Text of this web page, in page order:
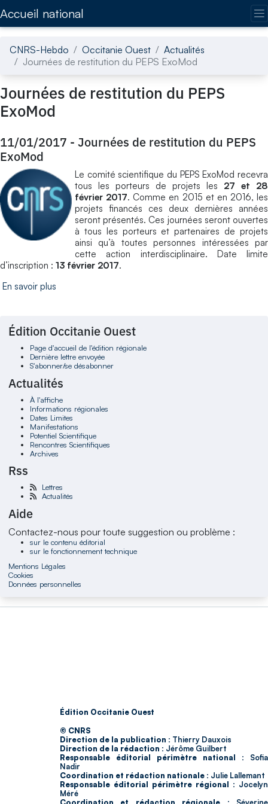
Accueil national
CNRS-Hebdo Occitanie Ouest
Actualités
Journées de restitution du PEPS ExoMod
Journées de restitution du PEPS
ExoMod
11/01/2017 - Journées de restitution du PEPS
ExoMod
Le comité scientifique du PEPS ExoMod recevra
tous les porteurs de projets les 27 et 28
février 2017. Comme en 2015 et en 2016, les
projets financés ces deux dernières années
seront présentés. Ces journées seront ouvertes
à tous les porteurs et partenaires de projets
ainsi qu’à toutes personnes intéressées par
cette action interdisciplinaire. Date limite
d’inscription : 13 février 2017.
En savoir plus
Édition Occitanie Ouest
Page d'accueil de l'édition régionale
Dernière lettre envoyée
S'abonner/se désabonner
Actualités
À l'affiche
Informations régionales
Dates Limites
Manifestations
Potentiel Scientifique
Rencontres Scientifiques
Archives
Rss
Lettres
Actualités
Aide
Contactez-nous pour toute suggestion ou problème :
sur le contenu éditorial
sur le fonctionnement technique
Mentions Légales
Cookies
Données personnelles
Édition Occitanie Ouest
© CNRS
Direction de la publication : Thierry Dauxois
Direction de la rédaction : Jérôme Guilbert
Responsable éditorial périmètre national : Sofia
Nadir
Coordination et rédaction nationale : Julie Lallemant
Responsable éditorial périmètre régional : Jocelyn
Méré